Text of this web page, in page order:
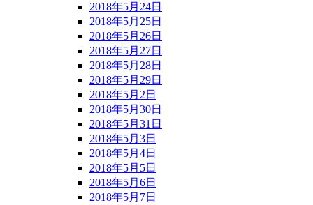
2018年5月24日
2018年5月25日
2018年5月26日
2018年5月27日
2018年5月28日
2018年5月29日
2018年5月2日
2018年5月30日
2018年5月31日
2018年5月3日
2018年5月4日
2018年5月5日
2018年5月6日
2018年5月7日